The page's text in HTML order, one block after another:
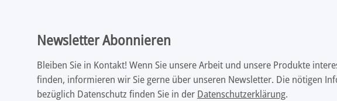
Newsletter Abonnieren
Bleiben Sie in Kontakt! Wenn Sie unsere Arbeit und unsere Produkte
finden, informieren wir Sie gerne über unseren Newsletter. Die nötigen
bezüglich Datenschutz finden Sie in der Datenschutzerklärung.